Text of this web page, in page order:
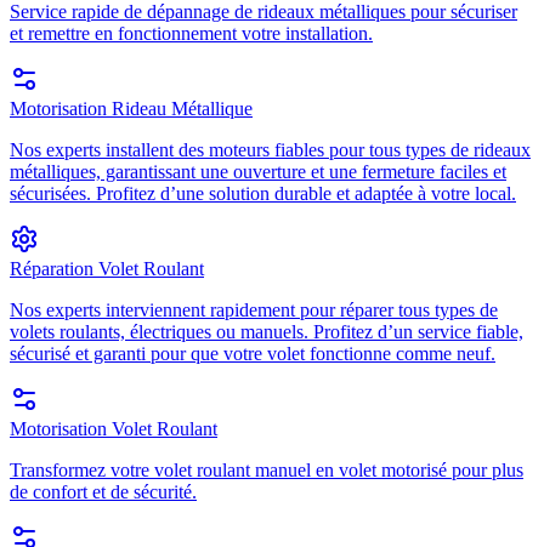
Service rapide de dépannage de rideaux métalliques pour sécuriser
et remettre en fonctionnement votre installation.
Motorisation Rideau Métallique
Nos experts installent des moteurs fiables pour tous types de rideaux
métalliques, garantissant une ouverture et une fermeture faciles et
sécurisées. Profitez d’une solution durable et adaptée à votre local.
Réparation Volet Roulant
Nos experts interviennent rapidement pour réparer tous types de
volets roulants, électriques ou manuels. Profitez d’un service fiable,
sécurisé et garanti pour que votre volet fonctionne comme neuf.
Motorisation Volet Roulant
Transformez votre volet roulant manuel en volet motorisé pour plus
de confort et de sécurité.